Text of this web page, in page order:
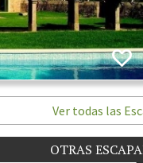
Ver todas las
OTRAS